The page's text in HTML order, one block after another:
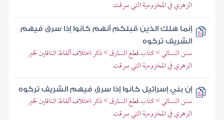
الزهري في المخزومية التي سرقت
إنما هلك الذين قبلكم أنهم كانوا إذا سرق فيهم
الشريف تركوه
سنن النسائي > كتاب قطع السارق > ذكر اختلاف ألفاظ الناقلين لخبر
الزهري في المخزومية التي سرقت
إن بني إسرائيل كانوا إذا سرق فيهم الشريف تركوه
سنن النسائي > كتاب قطع السارق > ذكر اختلاف ألفاظ الناقلين لخبر
الزهري في المخزومية التي سرقت